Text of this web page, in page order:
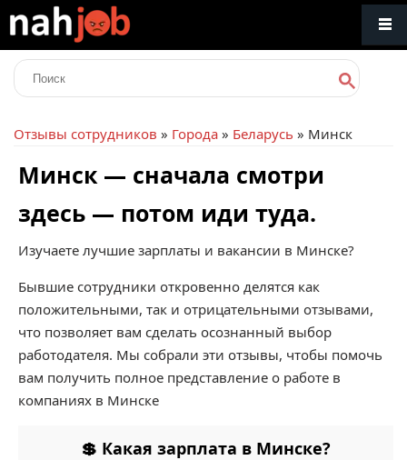
Отзывы сотрудников » Города » Беларусь » Минск
Минск — сначала смотри
здесь — потом иди туда.
Изучаете лучшие зарплаты и вакансии в Минске?
Бывшие сотрудники откровенно делятся как
положительными, так и отрицательными отзывами,
что позволяет вам сделать осознанный выбор
работодателя. Мы собрали эти отзывы, чтобы помочь
вам получить полное представление о работе в
компаниях в Минске
💲 Какая зарплата в Минске?